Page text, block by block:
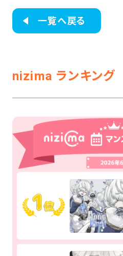
一覧へ戻る
nizima ランキング